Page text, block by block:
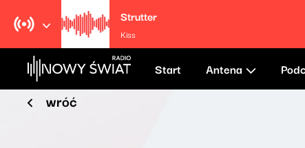
Strutter
Kiss
Start Antena
wróć